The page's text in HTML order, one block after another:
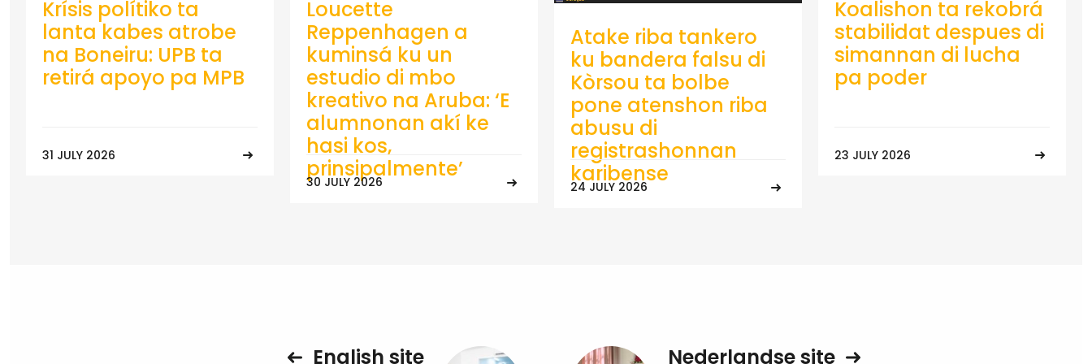
Krísis polítiko ta
lanta kabes atrobe
na Boneiru: UPB ta
retirá apoyo pa MPB
31 JULY 2026
Loucette
Reppenhagen a
kuminsá ku un
estudio di mbo
kreativo na Aruba: ‘E
alumnonan akí ke
hasi kos,
prinsipalmente’
30 JULY 2026
Atake riba tankero
ku bandera falsu di
Kòrsou ta bolbe
pone atenshon riba
abusu di
registrashonnan
karibense
24 JULY 2026
Koalishon ta rekobrá
stabilidat despues di
simannan di lucha
pa poder
23 JULY 2026
English site Nederlandse site